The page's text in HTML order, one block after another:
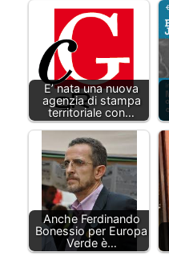
E’ nata una nuova
agenzia di stampa
territoriale con…
Anche Ferdinando
Bonessio per Europa
Verde è…